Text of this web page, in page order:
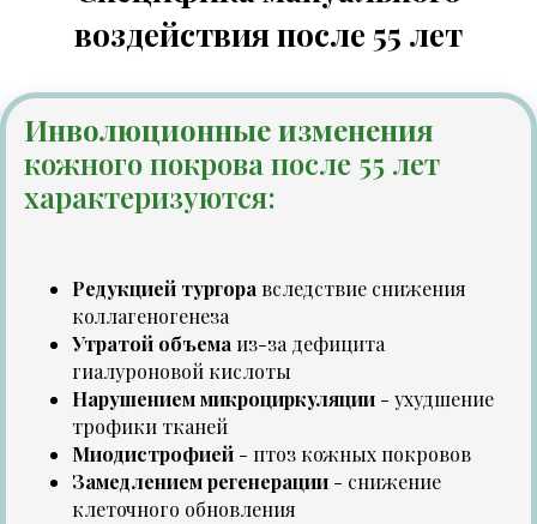
воздействия после 55 лет
Инволюционные изменения
кожного покрова после 55 лет
характеризуются:
Редукцией тургора вследствие снижения
коллагеногенеза
Утратой объема из-за дефицита
гиалуроновой кислоты
Нарушением микроциркуляции - ухудшение
трофики тканей
Миодистрофией - птоз кожных покровов
Замедлением регенерации - снижение
клеточного обновления